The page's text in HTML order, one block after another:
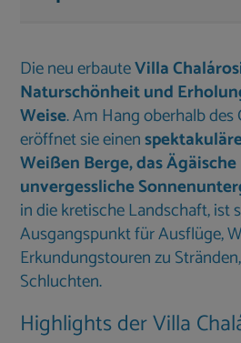
Die neu erbauteVilla
Naturschönheit und
Weise. Am Hang oberhalb des
eröffnet sie einen
Weißen Berge, das
unvergessliche
in die kretische Landschaft, ist
Ausgangspunkt für Ausflüge,
Erkundungstouren zu
Schluchten.
Highlights der Villa